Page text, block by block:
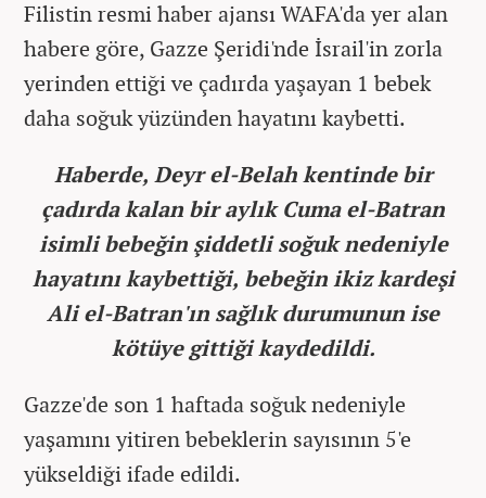
Filistin resmi haber ajansı WAFA'da yer alan
habere göre, Gazze Şeridi'nde İsrail'in zorla
yerinden ettiği ve çadırda yaşayan 1 bebek
daha soğuk yüzünden hayatını kaybetti.
Haberde, Deyr el-Belah kentinde bir
çadırda kalan bir aylık Cuma el-Batran
isimli bebeğin şiddetli soğuk nedeniyle
hayatını kaybettiği, bebeğin ikiz kardeşi
Ali el-Batran'ın sağlık durumunun ise
kötüye gittiği kaydedildi.
Gazze'de son 1 haftada soğuk nedeniyle
yaşamını yitiren bebeklerin sayısının 5'e
yükseldiği ifade edildi.